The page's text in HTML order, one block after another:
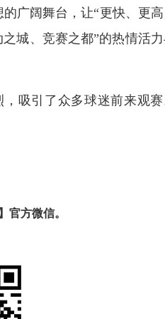
广阔舞台，让“更快、更高
城、竞赛之都”的热情活
吸引了众多球迷前来观赛
官方微信。